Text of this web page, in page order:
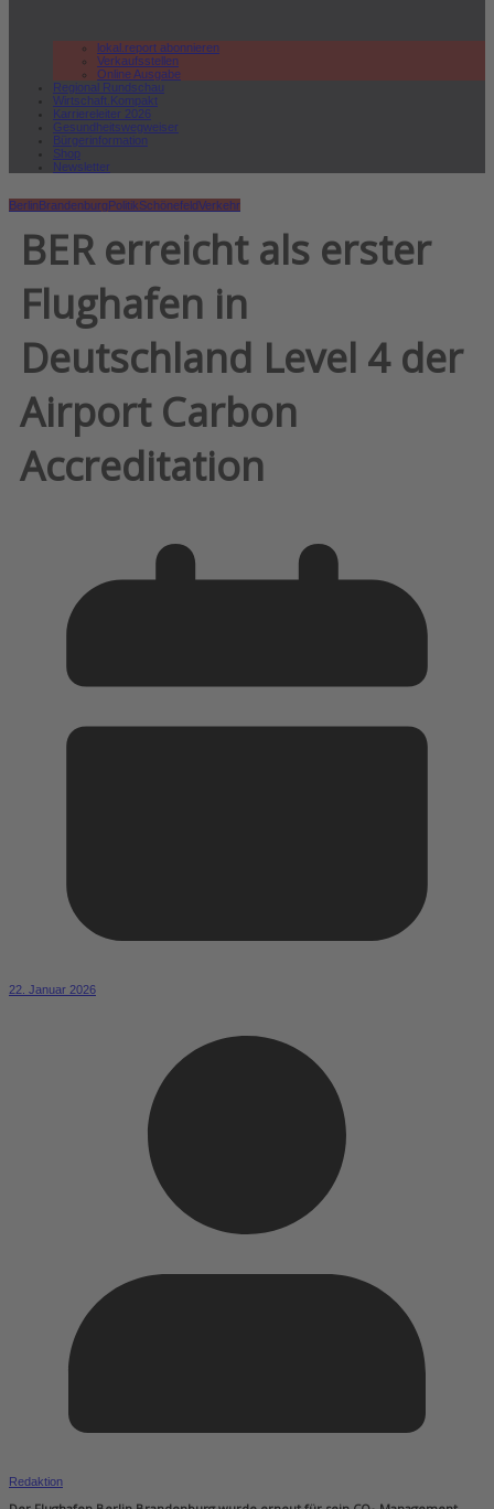
lokal.report abonnieren
Verkaufsstellen
Online Ausgabe
Regional Rundschau
Wirtschaft.Kompakt
Karriereleiter 2026
Gesundheitswegweiser
Bürgerinformation
Shop
Newsletter
BerlinBrandenburgPolitikSchönefeldVerkehr
BER erreicht als erster
Flughafen in
Deutschland Level 4 der
Airport Carbon
Accreditation
22. Januar 2026
Redaktion